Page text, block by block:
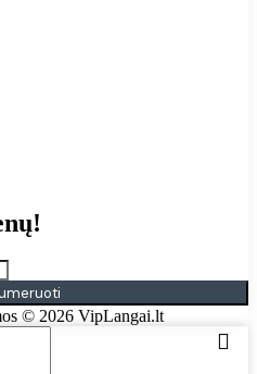
© 2026 VipLangai.lt